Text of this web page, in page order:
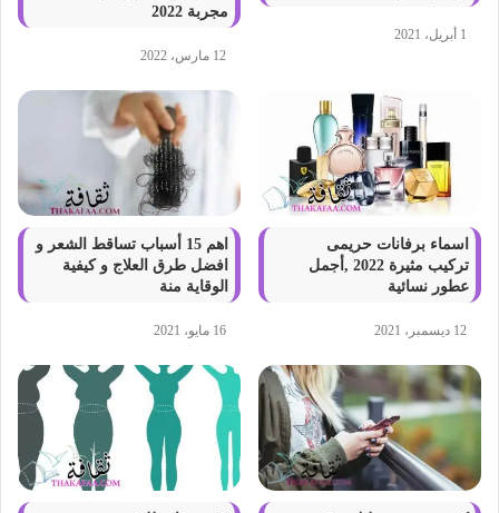
1 أبريل، 2021
مجربة 2022
12 مارس، 2022
اسماء برفانات حريمى
تركيب مثيرة 2022 ,أجمل
عطور نسائية
12 ديسمبر، 2021
اهم 15 أسباب تساقط الشعر و
افضل طرق العلاج و كيفية
الوقاية منة
16 مايو، 2021